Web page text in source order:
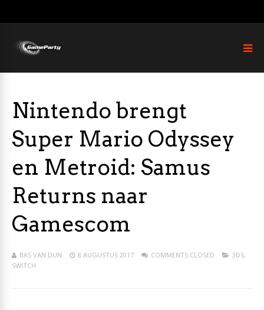
Nintendo brengt
Super Mario Odyssey
en Metroid: Samus
Returns naar
Gamescom
BAS VAN DUN 8 AUGUSTUS 2017 COMMENTS CLOSED 3DS,
SWITCH